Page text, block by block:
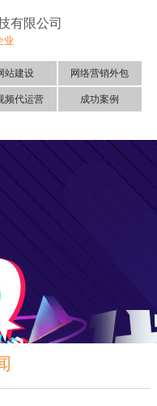
有限公司
业
站建设 网络营销外包
频代运营 成功案例